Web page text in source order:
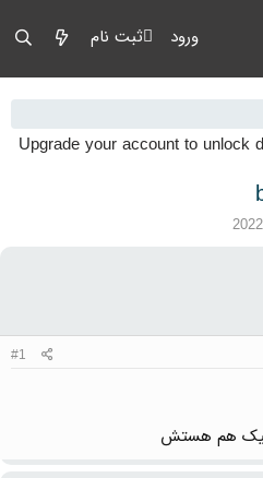
ورود ثبت نام
#1
هم هستش